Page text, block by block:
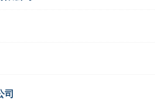
司